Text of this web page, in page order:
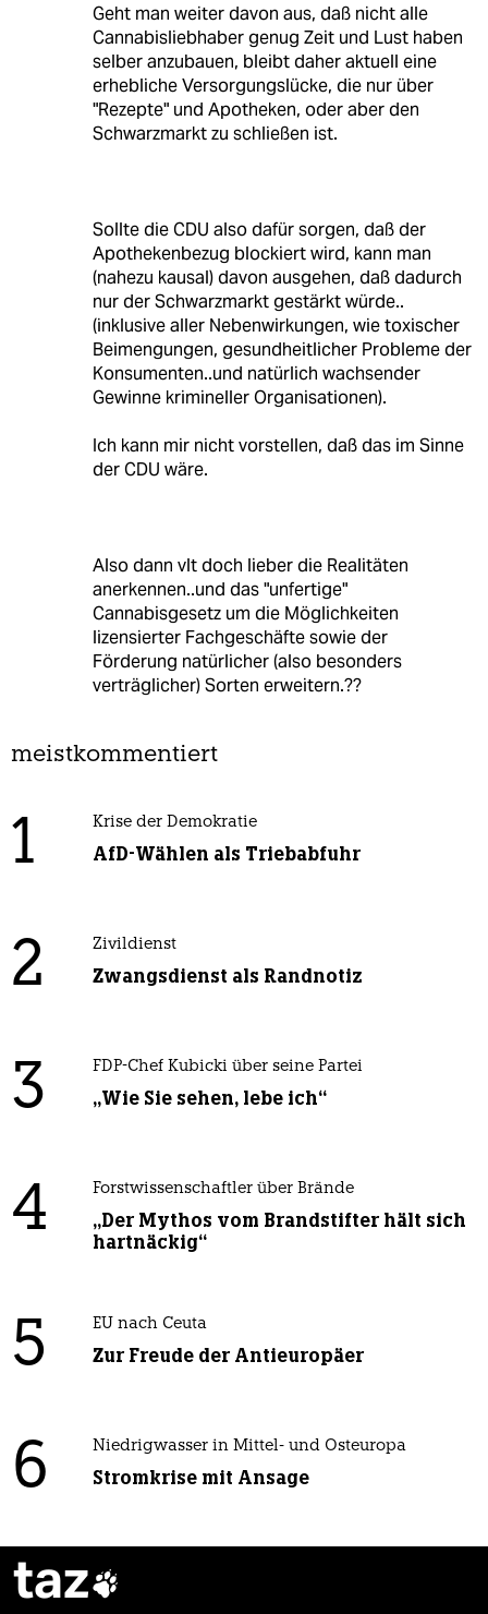
Geht man weiter davon aus, daß nicht alle
Cannabisliebhaber genug Zeit und Lust haben
selber anzubauen, bleibt daher aktuell eine
erhebliche Versorgungslücke, die nur über
"Rezepte" und Apotheken, oder aber den
Schwarzmarkt zu schließen ist.
Sollte die CDU also dafür sorgen, daß der
Apothekenbezug blockiert wird, kann man
(nahezu kausal) davon ausgehen, daß dadurch
nur der Schwarzmarkt gestärkt würde..
(inklusive aller Nebenwirkungen, wie toxischer
Beimengungen, gesundheitlicher Probleme der
Konsumenten..und natürlich wachsender
Gewinne krimineller Organisationen).
Ich kann mir nicht vorstellen, daß das im Sinne
der CDU wäre.
Also dann vlt doch lieber die Realitäten
anerkennen..und das "unfertige"
Cannabisgesetz um die Möglichkeiten
lizensierter Fachgeschäfte sowie der
Förderung natürlicher (also besonders
verträglicher) Sorten erweitern.??
meistkommentiert
1 Krise der Demokratie
AfD-Wählen als Triebabfuhr
2 Zivildienst
Zwangsdienst als Randnotiz
3 FDP-Chef Kubicki über seine Partei
„Wie Sie sehen, lebe ich“
4 Forstwissenschaftler über Brände
„Der Mythos vom Brandstifter hält sich
hartnäckig“
5 EU nach Ceuta
Zur Freude der Antieuropäer
6 Niedrigwasser in Mittel- und Osteuropa
Stromkrise mit Ansage
taz